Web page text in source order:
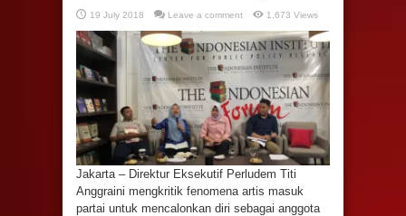
19 July 2018 Leave a comment 1,673 Views
Jakarta – Direktur Eksekutif Perludem Titi
Anggraini mengkritik fenomena artis masuk
partai untuk mencalonkan diri sebagai anggota